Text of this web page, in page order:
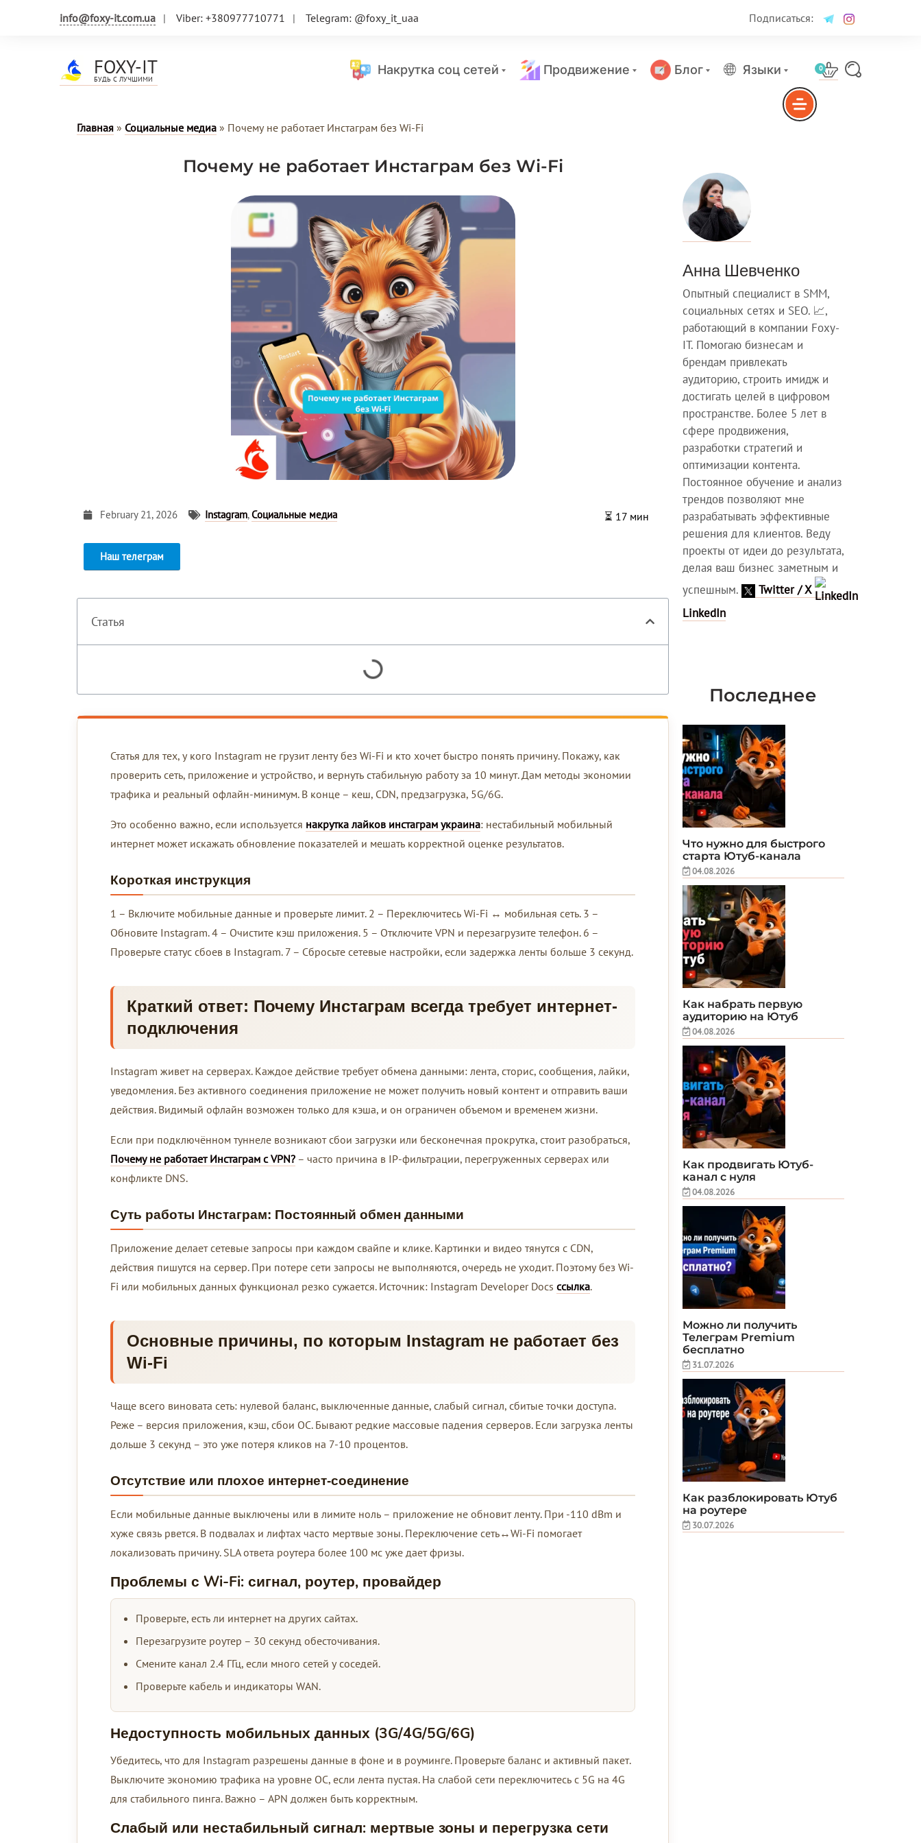
info@foxy-it.com.ua Viber: +380977710771 Telegram: @foxy_it_uaa Подписаться:
FOXY-IT
БУДЬ С ЛУЧШИМИ
Накрутка соц сетей Продвижение Блог Языки 0
Главная » Социальные медиа » Почему не работает Инстаграм без Wi-Fi
Почему не работает Инстаграм без Wi-Fi
February 21, 2026 Instagram,Социальные медиа
Наш телеграм
⏳ 17мин
Статья
Статья для тех, у кого Instagram не грузит ленту без Wi-Fi и кто хочет быстро понять причину. Покажу, как
проверить сеть, приложение и устройство, и вернуть стабильную работу за 10 минут. Дам методы экономии
трафика и реальный офлайн-минимум. В конце – кеш, CDN, предзагрузка, 5G/6G.
Это особенно важно, если используется накрутка лайков инстаграм украина: нестабильный мобильный
интернет может искажать обновление показателей и мешать корректной оценке результатов.
Короткая инструкция
1 – Включите мобильные данные и проверьте лимит. 2 – Переключитесь Wi-Fi ↔ мобильная сеть. 3 –
Обновите Instagram. 4 – Очистите кэш приложения. 5 – Отключите VPN и перезагрузите телефон. 6 –
Проверьте статус сбоев в Instagram. 7 – Сбросьте сетевые настройки, если задержка ленты больше 3 секунд.
Краткий ответ: Почему Инстаграм всегда требует интернет-
подключения
Instagram живет на серверах. Каждое действие требует обмена данными: лента, сторис, сообщения, лайки,
уведомления. Без активного соединения приложение не может получить новый контент и отправить ваши
действия. Видимый офлайн возможен только для кэша, и он ограничен объемом и временем жизни.
Если при подключённом туннеле возникают сбои загрузки или бесконечная прокрутка, стоит разобраться,
Почему не работает Инстаграм с VPN? – часто причина в IP-фильтрации, перегруженных серверах или
конфликте DNS.
Суть работы Инстаграм: Постоянный обмен данными
Приложение делает сетевые запросы при каждом свайпе и клике. Картинки и видео тянутся с CDN,
действия пишутся на сервер. При потере сети запросы не выполняются, очередь не уходит. Поэтому без Wi-
Fi или мобильных данных функционал резко сужается. Источник: Instagram Developer Docs ссылка.
Основные причины, по которым Instagram не работает без
Wi-Fi
Чаще всего виновата сеть: нулевой баланс, выключенные данные, слабый сигнал, сбитые точки доступа.
Реже – версия приложения, кэш, сбои ОС. Бывают редкие массовые падения серверов. Если загрузка ленты
дольше 3 секунд – это уже потеря кликов на 7-10 процентов.
Отсутствие или плохое интернет-соединение
Если мобильные данные выключены или в лимите ноль – приложение не обновит ленту. При -110 dBm и
хуже связь рвется. В подвалах и лифтах часто мертвые зоны. Переключение сеть↔Wi-Fi помогает
локализовать причину. SLA ответа роутера более 100 мс уже дает фризы.
Проблемы с Wi-Fi: сигнал, роутер, провайдер
Проверьте, есть ли интернет на других сайтах.
Перезагрузите роутер – 30 секунд обесточивания.
Смените канал 2.4 ГГц, если много сетей у соседей.
Проверьте кабель и индикаторы WAN.
Недоступность мобильных данных (3G/4G/5G/6G)
Убедитесь, что для Instagram разрешены данные в фоне и в роуминге. Проверьте баланс и активный пакет.
Выключите экономию трафика на уровне ОС, если лента пустая. На слабой сети переключитесь с 5G на 4G
для стабильного пинга. Важно – APN должен быть корректным.
Слабый или нестабильный сигнал: мертвые зоны и перегрузка сети
Анна Шевченко
Опытный специалист в SMM,
социальных сетях и SEO. 📈,
работающий в компании Foxy-
IT. Помогаю бизнесам и
брендам привлекать
аудиторию, строить имидж и
достигать целей в цифровом
пространстве. Более 5 лет в
сфере продвижения,
разработки стратегий и
оптимизации контента.
Постоянное обучение и анализ
трендов позволяют мне
разрабатывать эффективные
решения для клиентов. Веду
проекты от идеи до результата,
делая ваш бизнес заметным и
успешным.
Twitter / X
LinkedIn
Последнее
Что нужно для быстрого
старта Ютуб-канала
04.08.2026
Как набрать первую
аудиторию на Ютуб
04.08.2026
Как продвигать Ютуб-
канал с нуля
04.08.2026
Можно ли получить
Телеграм Premium
бесплатно
31.07.2026
Как разблокировать Ютуб
на роутере
30.07.2026